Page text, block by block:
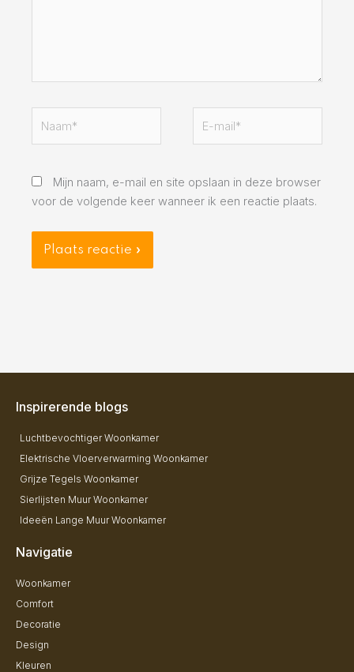
mail*
Mijn naam, e-mail en site opslaan in deze browser
voor de volgende keer wanneer ik een reactie plaats.
Inspirerende blogs
Luchtbevochtiger Woonkamer
Elektrische Vloerverwarming Woonkamer
Grijze Tegels Woonkamer
Sierlijsten Muur Woonkamer
Ideeën Lange Muur Woonkamer
Navigatie
Woonkamer
Comfort
Decoratie
Design
Kleuren